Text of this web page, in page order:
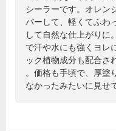
シーラーです。オレン
バーして、軽くてふわ
して自然な仕上がりに
で汗や水にも強くヨレ
ック植物成分も配合さ
。価格も手頃で、厚塗
なかったみたいに見せ